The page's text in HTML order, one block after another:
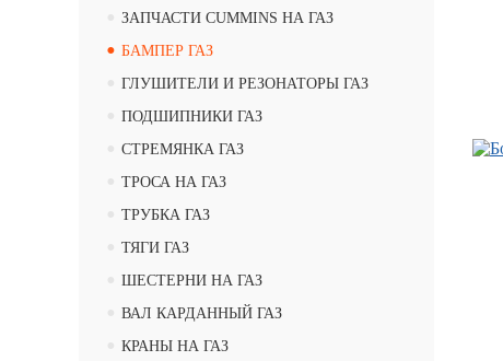
ЗАПЧАСТИ CUMMINS НА ГАЗ
• БАМПЕР ГАЗ
ГЛУШИТЕЛИ И РЕЗОНАТОРЫ ГАЗ
ПОДШИПНИКИ ГАЗ
СТРЕМЯНКА ГАЗ
ТРОСА НА ГАЗ
ТРУБКА ГАЗ
ТЯГИ ГАЗ
ШЕСТЕРНИ НА ГАЗ
ВАЛ КАРДАННЫЙ ГАЗ
КРАНЫ НА ГАЗ